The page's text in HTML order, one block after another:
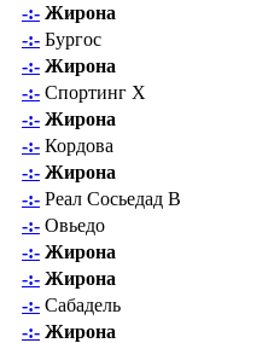
-:- Жирона
-:- Бургос
-:- Жирона
-:- Спортинг Х
-:- Жирона
-:- Кордова
-:- Жирона
-:- Реал Сосьедад В
-:- Овьедо
-:- Жирона
-:- Жирона
-:- Сабадель
-:- Жирона